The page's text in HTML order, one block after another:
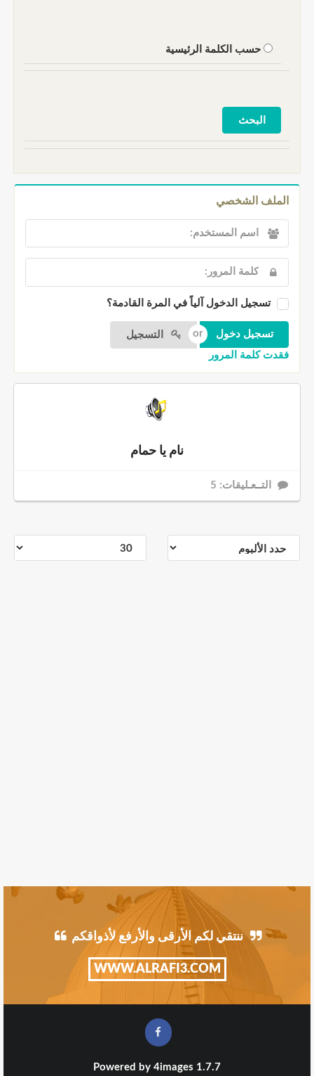
حسب الكلمة الرئيسية
الملف الشخصي
تسجيل الدخول آلياً في المرة القادمة؟
التسجيل
فقدت كلمة المرور
نام يا حمام
التــعـليقات: 5
ننتقي لكم الأرقى والأرفع لأذواقكم
WWW.ALRAFI3.COM
Powered by 4images 1.7.7